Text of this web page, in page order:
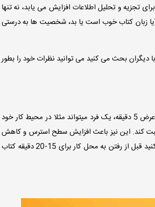
تجزیه و تحلیل اطلاعات افزایش می یابد، نه تنها
زبان کتاب خوب است یا بد، شخصیت ها به درستی
دیگران بحث می کنید می توانید نظرات خود را بطور
در زندگی روزمره ما عوامل بسیاری وجود دارد که می تواند دقت و تمرکز ما را منحرف کند. مثلا در عرض 5 دقیقه، یک فرد میتواند مثلا در محیط کار خود
کند. این نیز باعث افزایش سطح استرس و کاهش
بهره وری می شود. زمانی هم که کتاب می خوانید، همه توجهتان متوجه خواهد شد. یک روز سعی کنید قبل از رفتن به محل کار برای 15-20 دقیقه کتاب